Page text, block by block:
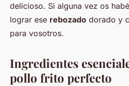
delicioso. Si alguna vez os
lograr ese rebozado dorado y
para vosotros.
Ingredientes
pollo frito perfecto